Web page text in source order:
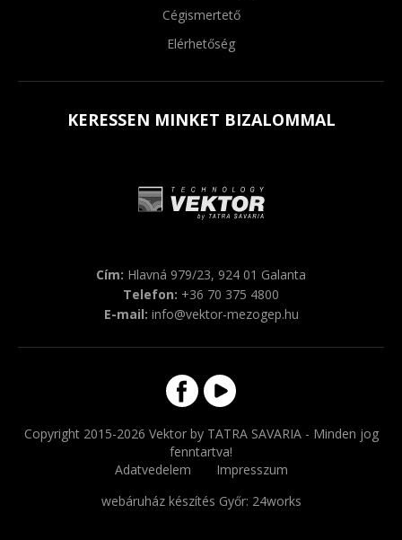
Cégismertető
Elérhetőség
KERESSEN MINKET BIZALOMMAL
Cím: Hlavná 979/23, 924 01 Galanta
Telefon: +36 70 375 4800
E-mail: info@vektor-mezogep.hu
Copyright 2015-2026 Vektor by TATRA SAVARIA - Minden jog
fenntartva!
Adatvedelem
Impresszum
webáruház készítés Győr: 24works